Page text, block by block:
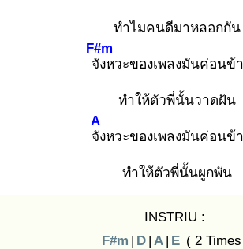
ทำไมคนดีมาหลอกกัน
จัง
F#m
หวะของเพลงมันค่อนข้
ทำให้ตัวพี่นั้นวาดฝัน
จัง
A
หวะของเพลงมันค่อนข้
ทำให้ตัวพี่นั้นผูกพัน
INSTRIU :
F#m | D | A | E ( 2